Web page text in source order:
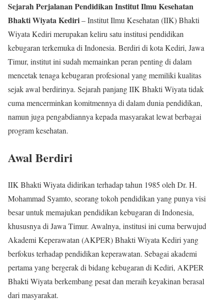
Sejarah Perjalanan Pendidikan Institut Ilmu Kesehatan
Bhakti Wiyata Kediri– Institut Ilmu Kesehatan (IIK) Bhakti
Wiyata Kediri merupakan keliru satu institusi pendidikan
kebugaran terkemuka di Indonesia. Berdiri di kota Kediri, Jawa
Timur, institut ini sudah memainkan peran penting di dalam
mencetak tenaga kebugaran profesional yang memiliki kualitas
sejak awal berdirinya. Sejarah panjang IIK Bhakti Wiyata tidak
cuma mencerminkan komitmennya di dalam dunia pendidikan,
namun juga pengabdiannya kepada masyarakat lewat berbagai
program kesehatan.
Awal Berdiri
IIK Bhakti Wiyata didirikan terhadap tahun 1985 oleh Dr. H.
Mohammad Syamto, seorang tokoh pendidikan yang punya visi
besar untuk memajukan pendidikan kebugaran di Indonesia,
khususnya di Jawa Timur. Awalnya, institusi ini cuma berwujud
Akademi Keperawatan (AKPER) Bhakti Wiyata Kediri yang
berfokus terhadap pendidikan keperawatan. Sebagai akademi
pertama yang bergerak di bidang kebugaran di Kediri, AKPER
Bhakti Wiyata berkembang pesat dan meraih keyakinan berasal
dari masyarakat.